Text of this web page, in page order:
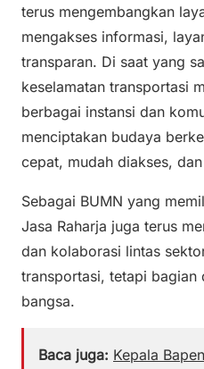
terus mengembangkan
mengakses informasi,
transparan. Di saat yang
keselamatan transportasi
berbagai instansi dan
menciptakan budaya
cepat, mudah diakses,
Sebagai BUMN yang
Jasa Raharja juga terus
dan kolaborasi lintas
transportasi, tetapi bagian
bangsa.
Baca juga: Kepala